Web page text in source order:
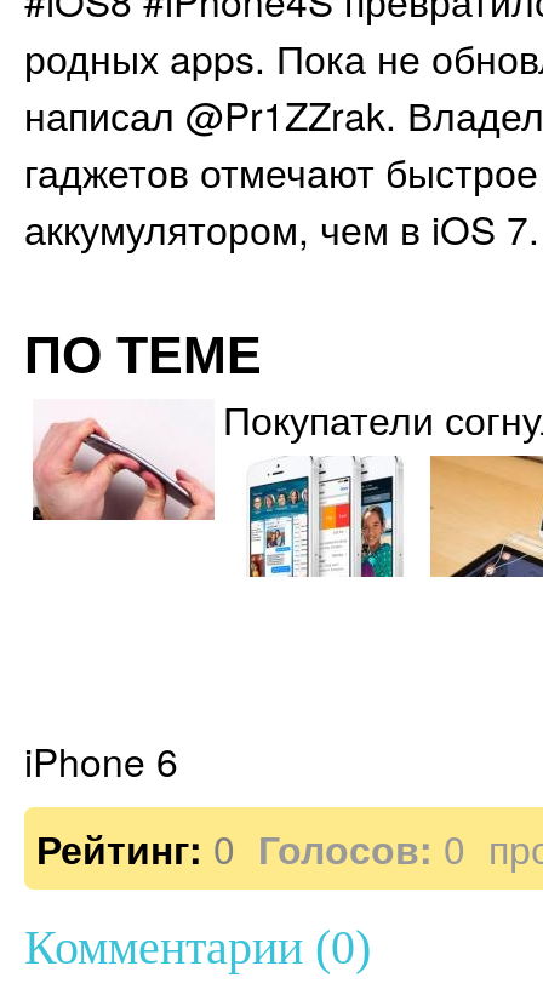
родных apps. Пока не
написал @Pr1ZZrak.
гаджетов отмечают
аккумулятором, чем в iOS 7.
ПО ТЕМЕ
Покупатели
iPhone 6
Рейтинг: 0 Голосов: 0
Комментарии (0)